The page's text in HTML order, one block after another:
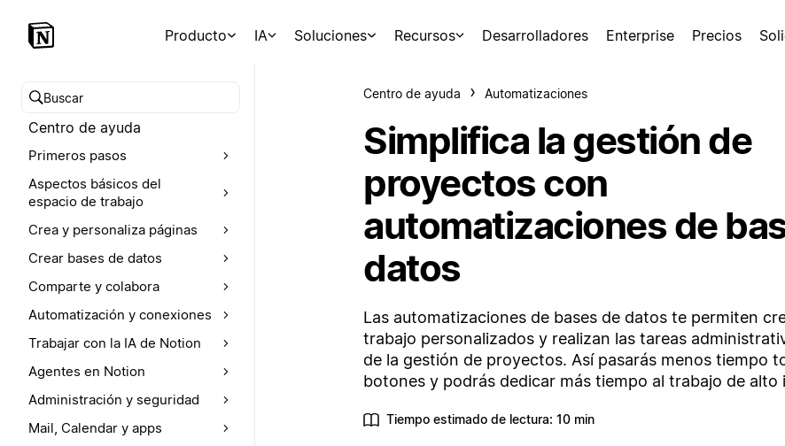
Producto IA Soluciones Recursos Desarrolladores Enterprise Precios
Buscar en el Centro de ayuda
Centro de ayuda
Primeros pasos
Aspectos básicos del
espacio de trabajo
Crea y personaliza páginas
Crear bases de datos
Comparte y colabora
Automatización y conexiones
Trabajar con la IA de Notion
Agentes en Notion
Administración y seguridad
Mail, Calendar y apps
Centro de ayuda Automatizaciones
Simplifica la gestión de
proyectos con
automatizaciones de
datos
Las automatizaciones de bases de datos te permiten
trabajo personalizados y realizan las tareas
de la gestión de proyectos. Así pasarás menos tiempo
botones y podrás dedicar más tiempo al trabajo de alto
Tiempo estimado de lectura: 10 min